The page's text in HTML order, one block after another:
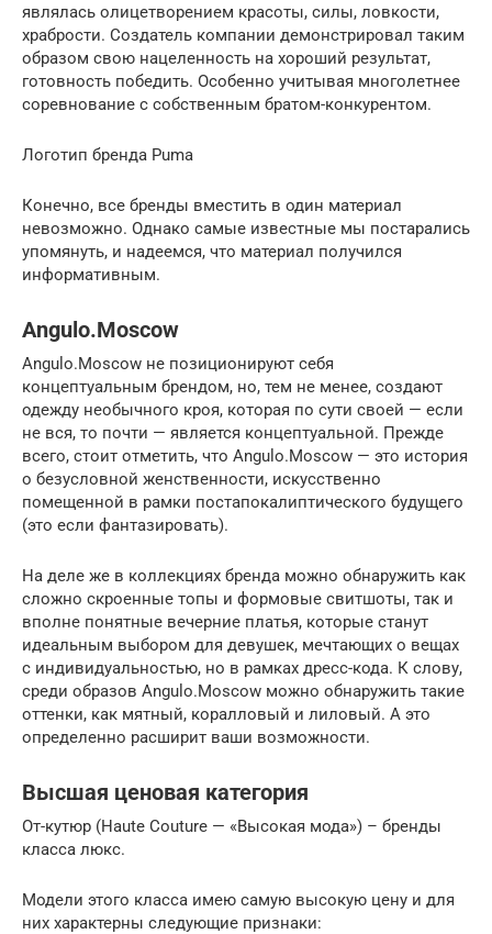
являлась олицетворением красоты, силы, ловкости,
храбрости. Создатель компании демонстрировал таким
образом свою нацеленность на хороший результат,
готовность победить. Особенно учитывая многолетнее
соревнование с собственным братом-конкурентом.
Логотип бренда Puma
Конечно, все бренды вместить в один материал
невозможно. Однако самые известные мы постарались
упомянуть, и надеемся, что материал получился
информативным.
Angulo.Moscow
Angulo.Moscow не позиционируют себя
концептуальным брендом, но, тем не менее, создают
одежду необычного кроя, которая по сути своей — если
не вся, то почти — является концептуальной. Прежде
всего, стоит отметить, что Angulo.Moscow — это история
о безусловной женственности, искусственно
помещенной в рамки постапокалиптического будущего
(это если фантазировать).
На деле же в коллекциях бренда можно обнаружить как
сложно скроенные топы и формовые свитшоты, так и
вполне понятные вечерние платья, которые станут
идеальным выбором для девушек, мечтающих о вещах
с индивидуальностью, но в рамках дресс-кода. К слову,
среди образов Angulo.Moscow можно обнаружить такие
оттенки, как мятный, коралловый и лиловый. А это
определенно расширит ваши возможности.
Высшая ценовая категория
От-кутюр (Haute Couture — «Высокая мода») – бренды
класса люкс.
Модели этого класса имею самую высокую цену и для
них характерны следующие признаки: